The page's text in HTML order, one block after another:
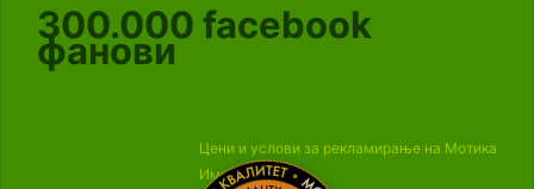
300.000 facebook
фанови
Цени и услови за рекламирање на Мотика
Импресум